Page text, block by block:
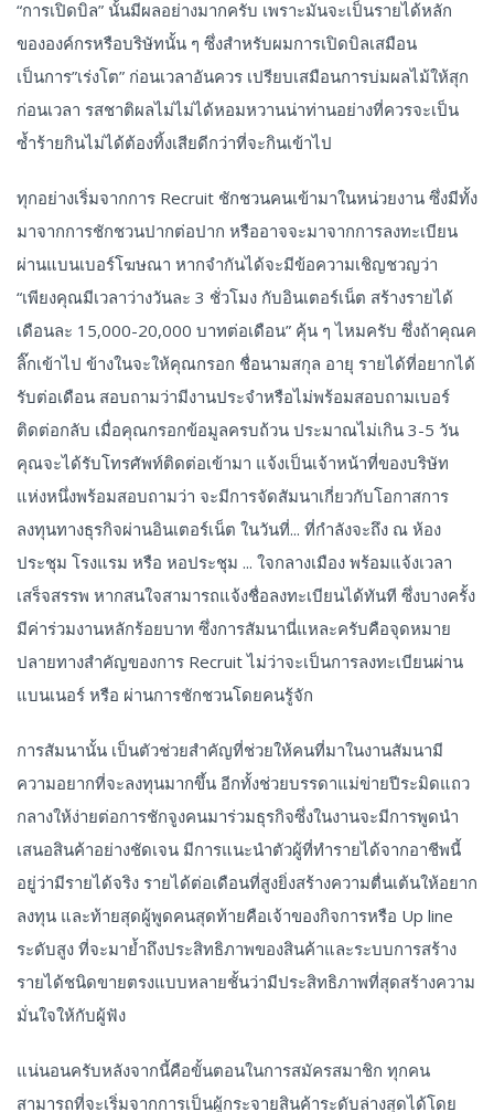
“การเปิดบิล” นั้นมีผลอย่างมากครับ เพราะมันจะเป็นรายได้หลัก
ขององค์กรหรือบริษัทนั้น ๆ ซึ่งสำหรับผมการเปิดบิลเสมือน
เป็นการ”เร่งโต” ก่อนเวลาอันควร เปรียบเสมือนการบ่มผลไม้ให้สุก
ก่อนเวลา รสชาติผลไม่ไม่ได้หอมหวานน่าท่านอย่างที่ควรจะเป็น
ซ้ำร้ายกินไม่ได้ต้องทิ้งเสียดีกว่าที่จะกินเข้าไป
ทุกอย่างเริ่มจากการ Recruit ชักชวนคนเข้ามาในหน่วยงาน ซึ่งมีทั้ง
มาจากการชักชวนปากต่อปาก หรืออาจจะมาจากการลงทะเบียน
ผ่านแบนเบอร์โฆษณา หากจำกันได้จะมีข้อความเชิญชวญว่า
“เพียงคุณมีเวลาว่างวันละ 3 ชั่วโมง กับอินเตอร์เน็ต สร้างรายได้
เดือนละ 15,000-20,000 บาทต่อเดือน” คุ้น ๆ ไหมครับ ซึ่งถ้าคุณค
ลิ๊กเข้าไป ข้างในจะให้คุณกรอก ชื่อนามสกุล อายุ รายได้ที่อยากได้
รับต่อเดือน สอบถามว่ามีงานประจำหรือไม่พร้อมสอบถามเบอร์
ติดต่อกลับ เมื่อคุณกรอกข้อมูลครบถ้วน ประมาณไม่เกิน 3-5 วัน
คุณจะได้รับโทรศัพท์ติดต่อเข้ามา แจ้งเป็นเจ้าหน้าที่ของบริษัท
แห่งหนึ่งพร้อมสอบถามว่า จะมีการจัดสัมนาเกี่ยวกับโอกาสการ
ลงทุนทางธุรกิจผ่านอินเตอร์เน็ต ในวันที่... ที่กำลังจะถึง ณ ห้อง
ประชุม โรงแรม หรือ หอประชุม ... ใจกลางเมือง พร้อมแจ้งเวลา
เสร็จสรรพ หากสนใจสามารถแจ้งชื่อลงทะเบียนได้ทันที ซึ่งบางครั้ง
มีค่าร่วมงานหลักร้อยบาท ซึ่งการสัมนานี่แหละครับคือจุดหมาย
ปลายทางสำคัญของการ Recruit ไม่ว่าจะเป็นการลงทะเบียนผ่าน
แบนเนอร์ หรือ ผ่านการชักชวนโดยคนรู้จัก
การสัมนานั้น เป็นตัวช่วยสำคัญที่ช่วยให้คนที่มาในงานสัมนามี
ความอยากที่จะลงทุนมากขึ้น อีกทั้งช่วยบรรดาแม่ข่ายปีระมิดแถว
กลางให้ง่ายต่อการชักจูงคนมาร่วมธุรกิจซึ่งในงานจะมีการพูดนำ
เสนอสินค้าอย่างชัดเจน มีการแนะนำตัวผู้ที่ทำรายได้จากอาชีพนี้
อยู่ว่ามีรายได้จริง รายได้ต่อเดือนที่สูงยิ่งสร้างความตื่นเต้นให้อยาก
ลงทุน และท้ายสุดผู้พูดคนสุดท้ายคือเจ้าของกิจการหรือ Up line
ระดับสูง ที่จะมาย้ำถึงประสิทธิภาพของสินค้าและระบบการสร้าง
รายได้ชนิดขายตรงแบบหลายชั้นว่ามีประสิทธิภาพที่สุดสร้างความ
มั่นใจให้กับผู้ฟัง
แน่นอนครับหลังจากนี้คือขั้นตอนในการสมัครสมาชิก ทุกคน
สามารถที่จะเริ่มจากการเป็นผู้กระจายสินค้าระดับล่างสุดได้โดย